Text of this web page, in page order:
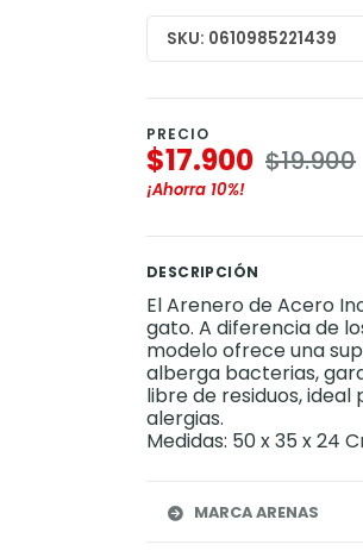
SKU: 0610985221439
PRECIO
$17.900 $19.900
¡Ahorra 10%!
DESCRIPCIÓN
El Arenero de Acero
gato. A diferencia de
modelo ofrece una
alberga bacterias,
libre de residuos,
alergias.
Medidas: 50 x 35 x 24
MARCA ARENAS